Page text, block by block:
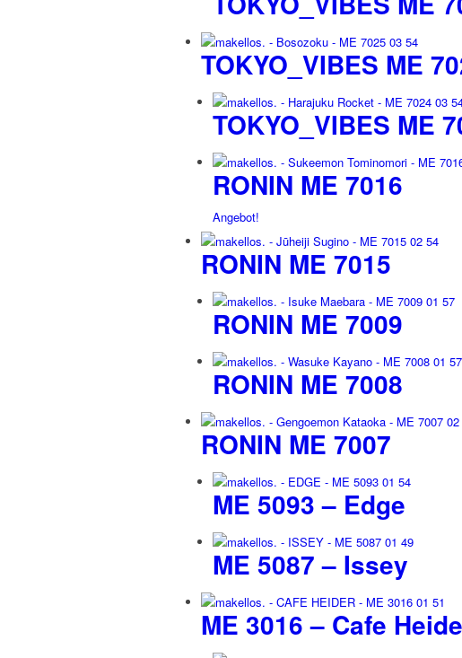
TOKYO_VIBES ME
TOKYO_VIBES ME
RONIN ME 7016
Angebot!
RONIN ME 7015
RONIN ME 7009
RONIN ME 7008
RONIN ME 7007
ME 5093 – Edge
ME 5087 – Issey
ME 3016 – Cafe